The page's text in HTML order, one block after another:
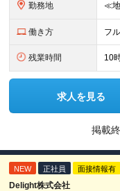
勤務地
働き方 フ
残業時間 10
求人を見る
掲載
NEW 正社員 面接情報有
Delight株式会社